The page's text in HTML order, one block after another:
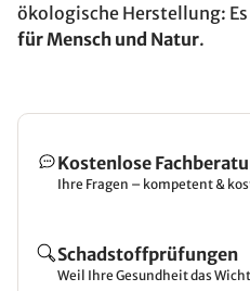
ökologische Herstellung:
für Mensch und Natur.
Kostenlose
Ihre Fragen – kompetent &
Schadstoffprüfungen
Weil Ihre Gesundheit das